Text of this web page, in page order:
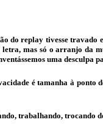
do replay tivesse
letra, mas só o arranjo da
uma desculpa
é tamanha à ponto
trabalhando, trocando